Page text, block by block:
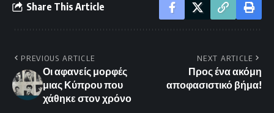
Share This Article
PREVIOUS ARTICLE
Οι αφανείς μορφές
μιας Κύπρου που
χάθηκε στον χρόνο
NEXT ARTICLE
Προς ένα ακόμη
αποφασιστικό βήμα!